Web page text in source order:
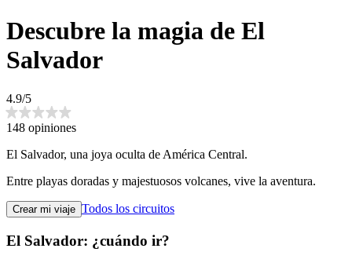
Descubre la magia de El
Salvador
4.9/5
148 opiniones
El Salvador, una joya oculta de América Central.
Entre playas doradas y majestuosos volcanes, vive la aventura.
Crear mi viaje Todos los circuitos
El Salvador: ¿cuándo ir?